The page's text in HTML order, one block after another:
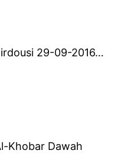
29-09-2016…
Khobar Dawah